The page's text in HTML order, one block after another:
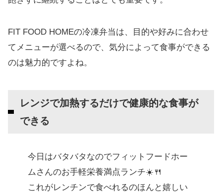
FIT FOOD HOMEの冷凍弁当は、目的や好みに合わせ
てメニューが選べるので、気分によって食事ができる
のは魅力的ですよね。
レンジで加熱するだけで健康的な食事が
できる
今日はバタバタなのでフィットフードホー
ムさんのお手軽栄養満点ランチ☀️🍴
これがレンチンで食べれるのほんと嬉しい